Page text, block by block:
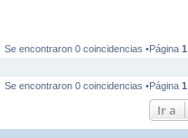
Se encontraron 0 coincidencias •Página 1
Se encontraron 0 coincidencias •Página 1
Ir a